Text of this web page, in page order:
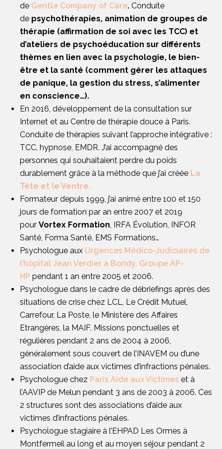
de Gentle Company of Care. Conduite
de psychothérapies, animation de groupes de
thérapie (affirmation de soi avec les TCC) et
d’ateliers de psychoéducation sur différents
thèmes en lien avec la psychologie, le bien-
être et la santé (comment gérer les attaques
de panique, la gestion du stress, s’alimenter
en conscience…).
En 2016, développement de la consultation sur
Internet et au Centre de thérapie douce à Paris.
Conduite de thérapies suivant l’approche intégrative :
TCC, hypnose, EMDR. J’ai accompagné des
personnes qui souhaitaient perdre du poids
durablement grâce à la méthode que j’ai créée La
Tête et le Ventre.
Formateur depuis 1999, j’ai animé entre 100 et 150
jours de formation par an entre 2007 et 2019
pour Vortex Formation, IRFA Évolution, INFOR
Santé, Forma Santé, EMS Formations…
Psychologue aux Urgences Médico-Judiciaires de
l’hôpital Jean Verdier à Bondy, Groupe AP-
HP pendant 1 an entre 2005 et 2006.
Psychologue dans le cadre de débriefings après des
situations de crise chez LCL, Le Crédit Mutuel,
Carrefour, La Poste, le Ministère des Affaires
Etrangères, la MAIF. Missions ponctuelles et
régulières pendant 2 ans de 2004 à 2006,
généralement sous couvert de l’INAVEM ou d’une
association d’aide aux victimes d’infractions pénales.
Psychologue chez Paris Aide aux Victimes et à
l’AAVIP de Melun pendant 3 ans de 2003 à 2006. Ces
2 structures sont des associations d’aide aux
victimes d’infractions pénales.
Psychologue stagiaire à l’EHPAD Les Ormes à
Montfermeil au long et au moyen séjour pendant 2